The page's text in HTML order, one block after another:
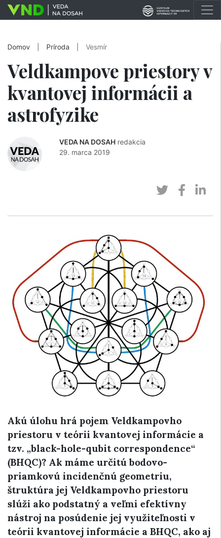
Domov Príroda Vesmír
Veldkampove priestory v
kvantovej informácii a
astrofyzike
VEDA NA DOSAH redakcia
29. marca 2019
Akú úlohu hrá pojem Veldkampovho
priestoru v teórii kvantovej informácie a
tzv. „black-hole-qubit correspondence“
(BHQC)? Ak máme určitú bodovo-
priamkovú incidenčnú geometriu,
štruktúra jej Veldkampovho priestoru
slúži ako podstatný a veľmi efektívny
nástroj na posúdenie jej využiteľnosti v
teórii kvantovej informácie a BHQC, ako aj